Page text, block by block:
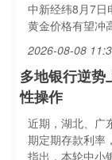
中新经纬8月7日
黄金价格有望冲
2026-08-08
多地银行逆势
性操作
近期，湖北、广
期定期存款利率
指出，本轮中小